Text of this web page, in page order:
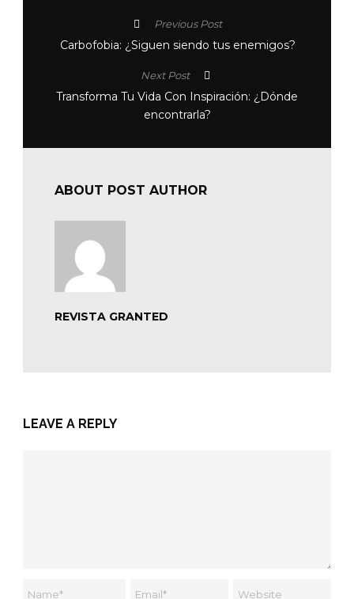
Previous Post
Carbofobia: ¿Siguen siendo tus enemigos?
Next Post
Transforma Tu Vida Con Inspiración: ¿Dónde
encontrarla?
ABOUT POST AUTHOR
REVISTA GRANTED
LEAVE A REPLY